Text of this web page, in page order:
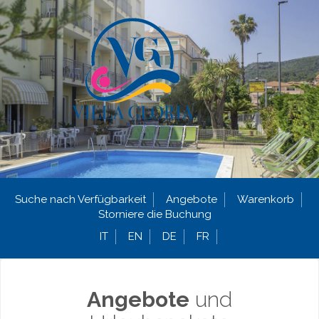
Suche nach Verfügbarkeit Angebote
Warenkorb
Storniere die Buchung
IT
EN DE FR
Angebote und